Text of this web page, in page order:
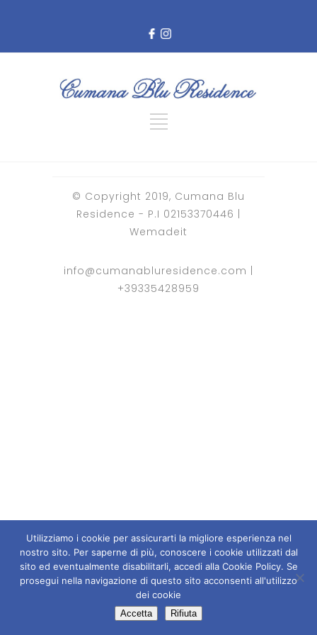
© Copyright 2019, Cumana Blu
Residence - P.I 02153370446 |
Wemadeit
info@cumanabluresidence.com |
+39335428959
Utilizziamo i cookie per assicurarti la migliore esperienza nel
nostro sito. Per saperne di più, conoscere i cookie utilizzati dal
sito ed eventualmente disabilitarli, accedi alla Cookie Policy. Se
prosegui nella navigazione di questo sito acconsenti all'utilizzo
dei cookie
Accetta Rifiuta